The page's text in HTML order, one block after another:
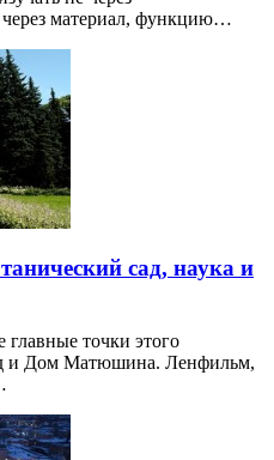
через материал, функцию…
сад, наука и
точки этого
и Дом Матюшина. Ленфильм,